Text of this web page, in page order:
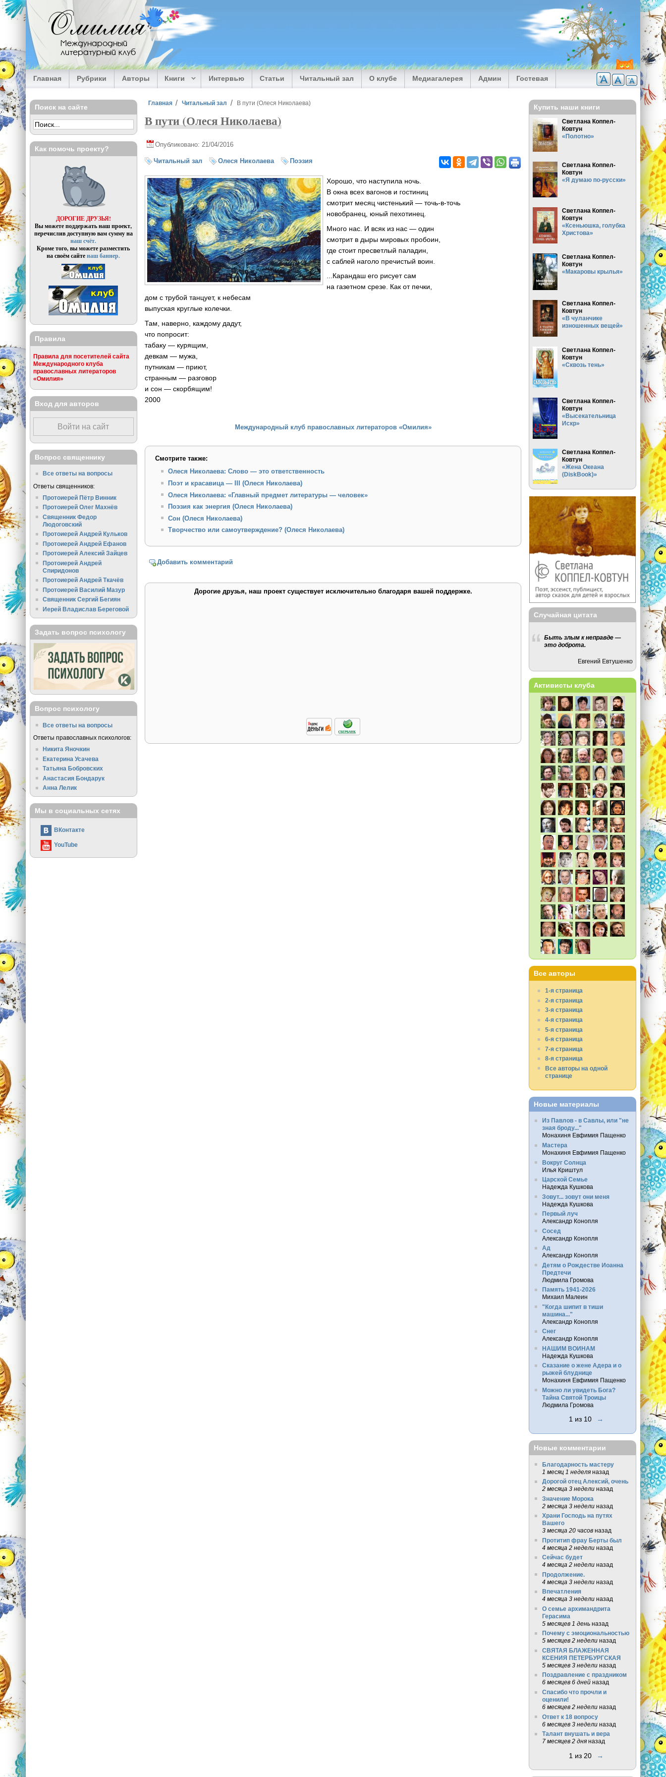
Перейти к основному содержанию
Омилия
Международный
литературный клуб
Главная Рубрики Авторы Книги Интервью Статьи Читальный зал О клубе Медиагалерея Админ Гостевая
Вы здесь
Главная Читальный зал В пути (Олеся Николаева)
В пути (Олеся Николаева)
Опубликовано: 21/04/2016
Читальный зал Олеся Николаева Поэзия
Хорошо, что наступила ночь.
В окна всех вагонов и гостиниц
смотрит месяц чистенький — точь-в-точь
новобранец, юный пехотинец.
Много нас. И всяк из нас — один
смотрит в дыры мировых пробоин,
где стоит пресветлый паладин,
с саблей наголо пречистый воин.
...Карандаш его рисует сам
на газетном срезе. Как от печки,
дом с трубой танцует, к небесам
выпуская круглые колечки.
Там, наверно, каждому дадут,
что попросит:
табаку — курящим,
девкам — мужа,
путникам — приют,
странным — разговор
и сон — скорбящим!
2000
Международный клуб православных литераторов «Омилия»
Смотрите также:
Олеся Николаева: Слово — это ответственность
Поэт и красавица — III (Олеся Николаева)
Олеся Николаева: «Главный предмет литературы — человек»
Поэзия как энергия (Олеся Николаева)
Сон (Олеся Николаева)
Творчество или самоутверждение? (Олеся Николаева)
Добавить комментарий
Дорогие друзья, наш проект существует исключительно благодаря вашей поддержке.
Поиск на сайте
Как помочь проекту?
ДОРОГИЕ ДРУЗЬЯ!
Вы можете поддержать наш проект,
перечислив доступную вам сумму на
наш счёт.
Кроме того, вы можете разместить
на своём сайтенаш баннер.
Правила
Правила для посетителей сайта
Международного клуба
православных литераторов
«Омилия»
Вход для авторов
Войти на сайт
Вопрос священнику
Все ответы на вопросы
Ответы священников:
Протоиерей Пётр Винник
Протоиерей Олег Махнёв
Священник Федор
Людоговский
Протоиерей Андрей Кульков
Протоиерей Андрей Ефанов
Протоиерей Алексий Зайцев
Протоиерей Андрей
Спиридонов
Протоиерей Андрей Ткачёв
Протоиерей Василий Мазур
Священник Сергий Бегиян
Иерей Владислав Береговой
Задать вопрос психологу
Вопрос психологу
Все ответы на вопросы
Ответы православных психологов:
Никита Яночкин
Екатерина Усачева
Татьяна Бобровских
Анастасия Бондарук
Анна Лелик
Мы в социальных сетях
ВКонтакте
YouTube
Купить наши книги
Светлана Коппел-
Ковтун
«Полотно»
Светлана Коппел-
Ковтун
«Я думаю по-русски»
Светлана Коппел-
Ковтун
«Ксеньюшка, голубка
Христова»
Светлана Коппел-
Ковтун
«Макаровы крылья»
Светлана Коппел-
Ковтун
«В чуланчике
изношенных вещей»
Светлана Коппел-
Ковтун
«Сквозь тень»
Светлана Коппел-
Ковтун
«Высекательница
Искр»
Светлана Коппел-
Ковтун
«Жена Океана
(DiskBook)»
Случайная цитата
Быть злым к неправде —
это доброта.
Евгений Евтушенко
Активисты клуба
Все авторы
1-я страница
2-я страница
3-я страница
4-я страница
5-я страница
6-я страница
7-я страница
8-я страница
Все авторы на одной
странице
Новые материалы
Из Павлов - в Савлы, или "не
зная броду..."
Монахиня Евфимия Пащенко
Мастера
Монахиня Евфимия Пащенко
Вокруг Солнца
Илья Криштул
Царской Семье
Надежда Кушкова
Зовут... зовут они меня
Надежда Кушкова
Первый луч
Александр Конопля
Сосед
Александр Конопля
Ад
Александр Конопля
Детям о Рождестве Иоанна
Предтечи
Людмила Громова
Память 1941-2026
Михаил Малеин
"Когда шипит в тиши
машина..."
Александр Конопля
Снег
Александр Конопля
НАШИМ ВОИНАМ
Надежда Кушкова
Сказание о жене Адера и о
рыжей блуднице
Монахиня Евфимия Пащенко
Можно ли увидеть Бога?
Тайна Святой Троицы
Людмила Громова
1 из 10 →
Новые комментарии
Благодарность мастеру
1 месяц 1 неделяназад
Дорогой отец Алексий, очень
2 месяца 3 неделиназад
Значение Морока
2 месяца 3 неделиназад
Храни Господь на путях
Вашего
3 месяца 20 часовназад
Протитип фрау Берты был
4 месяца 2 неделиназад
Сейчас будет
4 месяца 2 неделиназад
Продолжение.
4 месяца 3 неделиназад
Впечатления
4 месяца 3 неделиназад
О семье архимандрита
Герасима
5 месяцев 1 деньназад
Почему с эмоциональностью
5 месяцев 2 неделиназад
СВЯТАЯ БЛАЖЕННАЯ
КСЕНИЯ ПЕТЕРБУРГСКАЯ
5 месяцев 3 неделиназад
Поздравление с праздником
6 месяцев 6 днейназад
Спасибо что прочли и
оценили!
6 месяцев 2 неделиназад
Ответ к 18 вопросу
6 месяцев 3 неделиназад
Талант внушать и вера
7 месяцев 2 дняназад
1 из 20 →